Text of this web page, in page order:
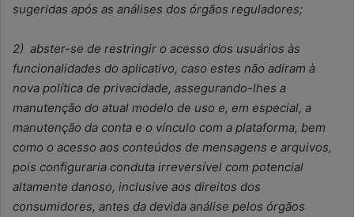
sugeridas após as análises dos órgãos reguladores;
2) abster-se de restringir o acesso dos usuários às
funcionalidades do aplicativo, caso estes não adiram à
nova política de privacidade, assegurando-lhes a
manutenção do atual modelo de uso e, em especial, a
manutenção da conta e o vínculo com a plataforma, bem
como o acesso aos conteúdos de mensagens e arquivos,
pois configuraria conduta irreversível com potencial
altamente danoso, inclusive aos direitos dos
consumidores, antes da devida análise pelos órgãos